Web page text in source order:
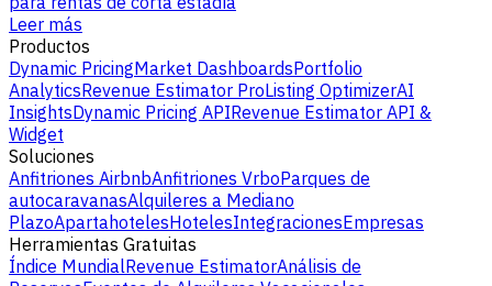
Leer más
Productos
Dynamic PricingMarket DashboardsPortfolio
AnalyticsRevenue Estimator ProListing OptimizerAI
InsightsDynamic Pricing APIRevenue Estimator API &
Widget
Soluciones
Anfitriones AirbnbAnfitriones VrboParques de
autocaravanasAlquileres a Mediano
PlazoApartahotelesHotelesIntegracionesEmpresas
Herramientas Gratuitas
Índice MundialRevenue EstimatorAnálisis de